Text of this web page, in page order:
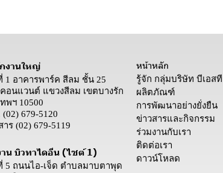
งานใหญ่
1 อาคารพาร์ค สีลม ชั้น 25
อนแวนต์ แขวงสีลม เขตบางรัก
ทพฯ 10500
(02) 679-5120
าร (02) 679-5119
าน บิวทาไดอีน (ไซต์ 1)
5 ถนนไอ-เจ็ด ตำบลมาบตาพุด
หน้าหลัก
รู้จัก กลุ่มบริษัท บีเอสที
ผลิตภัณฑ์
การพัฒนาอย่างยั่งยืน
ข่าวสารและกิจกรรม
ร่วมงานกับเรา
ติดต่อเรา
ดาวน์โหลด